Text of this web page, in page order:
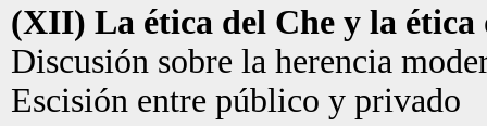
(XII) La ética del Che y la ética
Discusión sobre la herencia
Escisión entre público y privado